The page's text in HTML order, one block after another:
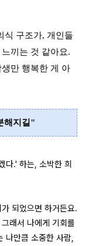
식 구조가, 개인들
끼는 것 같아요.
만 행복한 게 아
해지길"
다.' 하는, 소박한 희
되었으면 하거든요.
래서 나에게 기회를
나만큼 소중한 사람,